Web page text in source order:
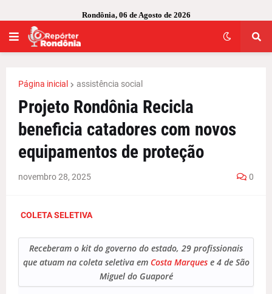
Rondônia, 06 de Agosto de 2026
Página inicial assistência social
Projeto Rondônia Recicla
beneficia catadores com novos
equipamentos de proteção
novembro 28, 2025 0
COLETA SELETIVA
Receberam o kit do governo do estado, 29 profissionais
que atuam na coleta seletiva em Costa Marquese 4 de São
Miguel do Guaporé